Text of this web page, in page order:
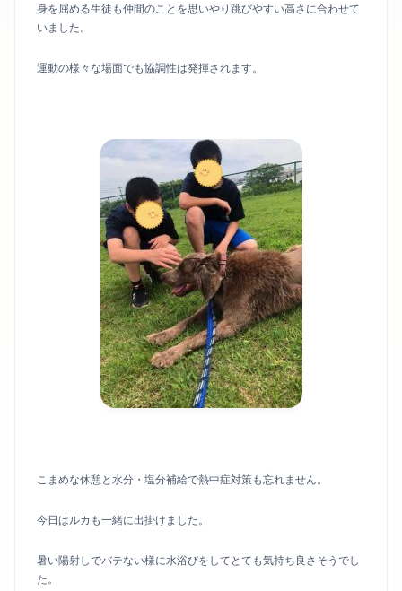
身を屈める生徒も仲間のことを思いやり跳びやすい高さに合わせて
いました。
運動の様々な場面でも協調性は発揮されます。
こまめな休憩と水分・塩分補給で熱中症対策も忘れません。
今日はルカも一緒に出掛けました。
暑い陽射しでバテない様に水浴びをしてとても気持ち良さそうでし
た。